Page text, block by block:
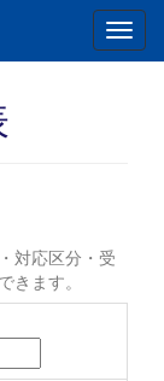
対応区分・受
きます。